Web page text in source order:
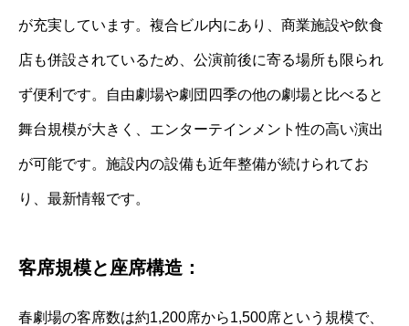
が充実しています。複合ビル内にあり、商業施設や飲食
店も併設されているため、公演前後に寄る場所も限られ
ず便利です。自由劇場や劇団四季の他の劇場と比べると
舞台規模が大きく、エンターテインメント性の高い演出
が可能です。施設内の設備も近年整備が続けられてお
り、最新情報です。
客席規模と座席構造：
春劇場の客席数は約1,200席から1,500席という規模で、